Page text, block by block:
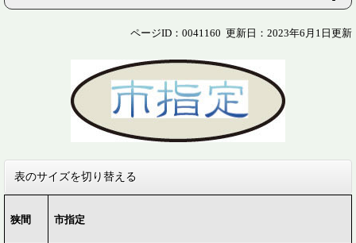
ページID：0041160 更新日：2023年6月1日更新
表のサイズを切り替える
狭間 市指定